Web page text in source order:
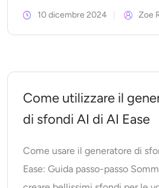
Creatore di foto per passaporti
Strumenti video
Effetti video
10 dicembre 2024 Zoe
Come utilizzare il
di sfondi AI di AI Ease
Come usare il generatore di
Ease: Guida passo-passo